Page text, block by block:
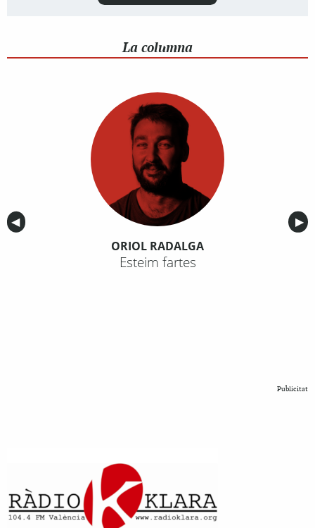
La columna
Anterior
◀︎ ▶︎
ORIOL RADALGA
Esteim fartes
Publicitat